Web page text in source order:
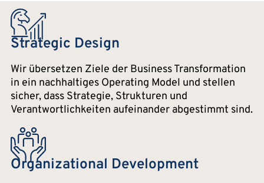
Strategic Design
Wir übersetzen Ziele der Business Transformation
in ein nachhaltiges Operating Model und stellen
sicher, dass Strategie, Strukturen und
Verantwortlichkeiten aufeinander abgestimmt sind.
Organizational Development